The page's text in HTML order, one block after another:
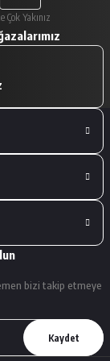
Çok Yakınız
bizi takip etmeye
Kaydet